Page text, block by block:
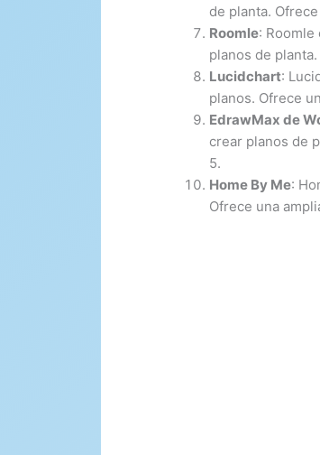
de planta.
Roomle:
planos de
Lucidchart:
planos. Ofrece
EdrawMax de
crear planos de
5.
Home By Me:
Ofrece una